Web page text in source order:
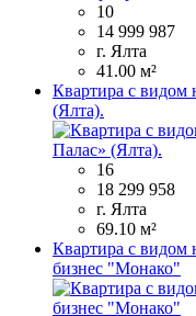
10
14 999 987
г. Ялта
41.00 м²
Квартира с видом
(Ялта).
16
18 299 958
г. Ялта
69.10 м²
Квартира с видом
бизнес "Монако"